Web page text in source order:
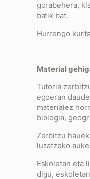
gorabehera,
batik bat.
Hurrengo
Material
Tutoria
egoeran
materialez
biologia,
Zerbitzu
luzatzeko
Eskoletan eta
digu,